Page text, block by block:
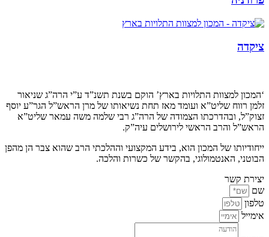
ציקדה
‘המכון למצוות התלויות בארץ’ הוקם בשנת תשנ”ד ע”י הרה”ג שניאור
זלמן רווח שליט”א ועומד מאז תחת נשיאותו של מרן הראש”ל הגר”ע יוסף
זצוק”ל, ובהדרכתו הצמודה של הרה”ג רבי שלמה משה עמאר שליט”א
הראש”ל והרב הראשי לירושלים עיה”ק.
ייחודיותו של המכון הוא, בידע המקצועי וההלכתי הרב שהוא צבר הן מהפן
הבוטני, האנטמולוגי, בהקשר של כשרות והלכה.
יצירת קשר
שם
טלפון
אימייל